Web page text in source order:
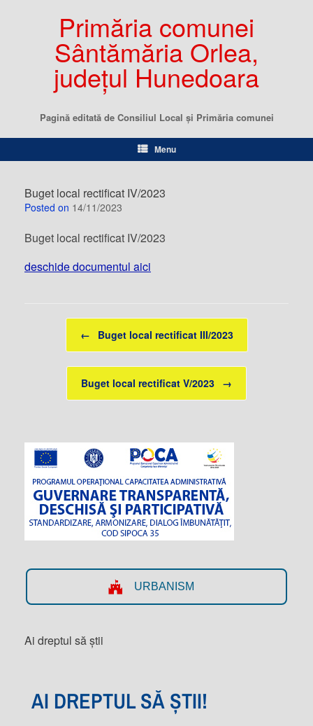
Primăria comunei
Sântămăria Orlea,
județul Hunedoara
Pagină editată de Consiliul Local şi Primăria comunei
Menu
Buget local rectificat IV/2023
Posted on 14/11/2023
Buget local rectificat IV/2023
deschide documentul aici
Post navigation
← Buget local rectificat III/2023
Buget local rectificat V/2023 →
URBANISM
Ai dreptul să știi
AI DREPTUL SĂ ȘTII!